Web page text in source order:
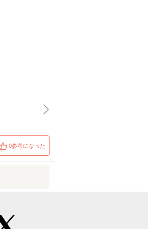
0参考になった